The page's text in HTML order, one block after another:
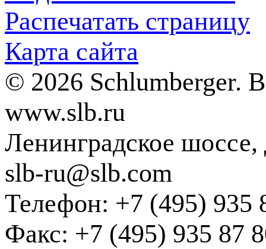
Распечатать страницу
Карта сайта
© 2026 Schlumberger.
www.slb.ru
Ленинградское
slb-ru@slb.com
Телефон: +7 (495) 935
Факс: +7 (495) 935 87